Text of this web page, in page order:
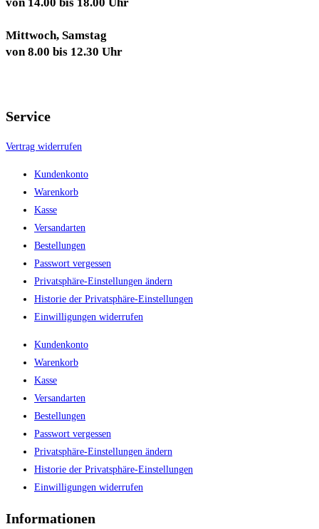
von 14.00 bis 18.00 Uhr
Mittwoch, Samstag
von 8.00 bis 12.30 Uhr
Service
Vertrag widerrufen
Kundenkonto
Warenkorb
Kasse
Versandarten
Bestellungen
Passwort vergessen
Privatsphäre-Einstellungen ändern
Historie der Privatsphäre-Einstellungen
Einwilligungen widerrufen
Kundenkonto
Warenkorb
Kasse
Versandarten
Bestellungen
Passwort vergessen
Privatsphäre-Einstellungen ändern
Historie der Privatsphäre-Einstellungen
Einwilligungen widerrufen
Informationen